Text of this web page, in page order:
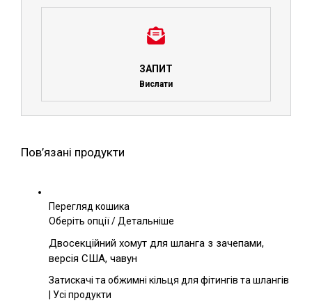
ЗАПИТ
Вислати
Пов’язані продукти
Перегляд кошика
Оберіть опціїЦей
має
кілька
варіантів.
Параметри
/Детальніше
Двосекційний хомут для шланга з зачепами,
версія США, чавун
Затискачі та обжимні кільця для фітингів та шлангів
| Усі продукти